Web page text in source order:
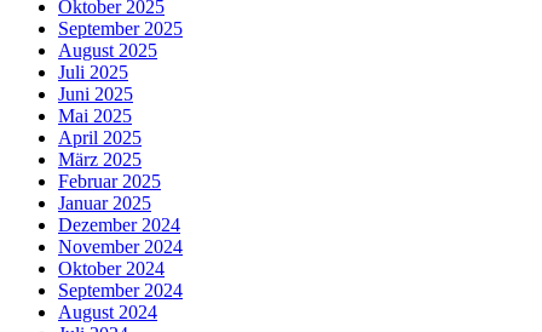
Oktober 2025
September 2025
August 2025
Juli 2025
Juni 2025
Mai 2025
April 2025
März 2025
Februar 2025
Januar 2025
Dezember 2024
November 2024
Oktober 2024
September 2024
August 2024